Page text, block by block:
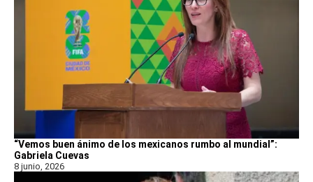
“Vemos buen ánimo de los mexicanos rumbo al mundial”:
Gabriela Cuevas
8 junio, 2026